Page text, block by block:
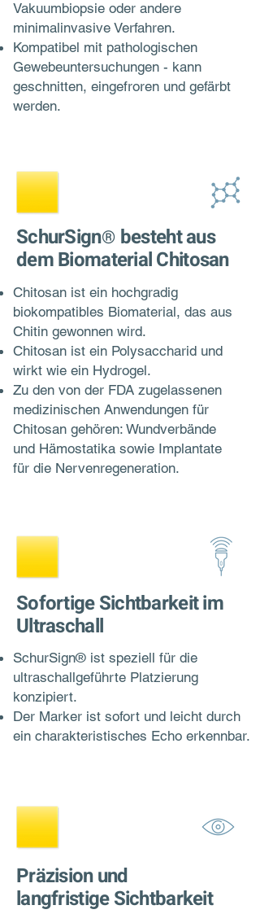
Vakuumbiopsie oder andere
minimalinvasive Verfahren.
Kompatibel mit pathologischen
Gewebeuntersuchungen - kann
geschnitten, eingefroren und gefärbt
werden.
SchurSign® besteht aus
dem Biomaterial Chitosan
Chitosan ist ein hochgradig
biokompatibles Biomaterial, das aus
Chitin gewonnen wird.
Chitosan ist ein Polysaccharid und
wirkt wie ein Hydrogel.
Zu den von der FDA zugelassenen
medizinischen Anwendungen für
Chitosan gehören: Wundverbände
und Hämostatika sowie Implantate
für die Nervenregeneration.
Sofortige Sichtbarkeit im
Ultraschall
SchurSign® ist speziell für die
ultraschallgeführte Platzierung
konzipiert.
Der Marker ist sofort und leicht durch
ein charakteristisches Echo erkennbar.
Präzision und
langfristige Sichtbarkeit